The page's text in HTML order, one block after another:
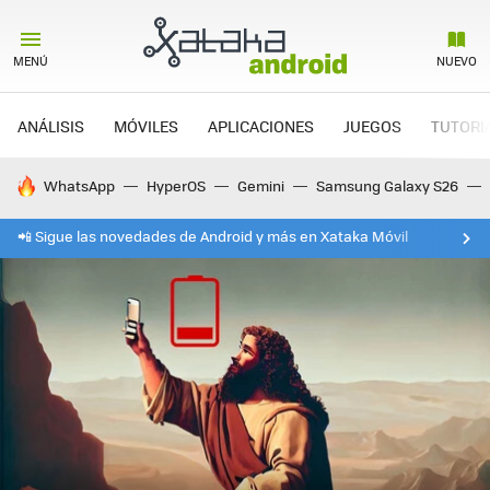
MENÚ NUEVO
ANÁLISIS MÓVILES APLICACIONES JUEGOS
HOY SE HABLA DE
WhatsApp HyperOS Gemini Samsung Galaxy S26
📲 Sigue las novedades de Android y más en Xataka Móvil